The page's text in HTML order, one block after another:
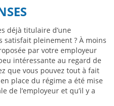
déjà titulaire d’une
pleinement ? À moins
par votre employeur
intéressante au regard de
que vous pouvez tout à fait
place du régime a été mise
de l’employeur et qu’il y a